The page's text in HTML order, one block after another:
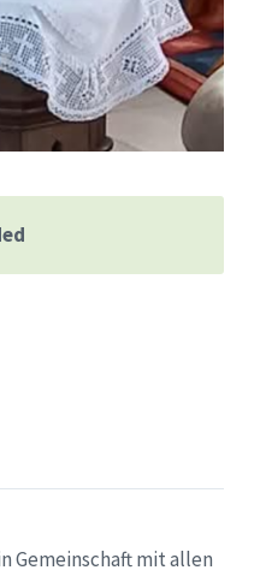
Gemeinschaft mit allen